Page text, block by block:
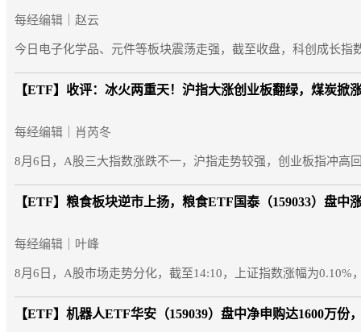
每经编辑｜赵云
今日电子化学品、元件等板块震荡走强，截至收盘，科创成长指
【ETF】 收评：冰火两重天！沪指大涨创业板翻绿，煤炭掀
每经编辑｜肖芮冬
8月6日，A股三大指数涨跌不一，沪指走势较强，创业板指冲高
【ETF】 粮食板块逆市上扬，粮食ETF国泰（159033）盘中
每经编辑｜叶峰
8月6日，A股市场走势分化，截至14:10，上证指数涨幅为0.10%
【ETF】 机器人ETF华安（159039）盘中净申购达1600万份